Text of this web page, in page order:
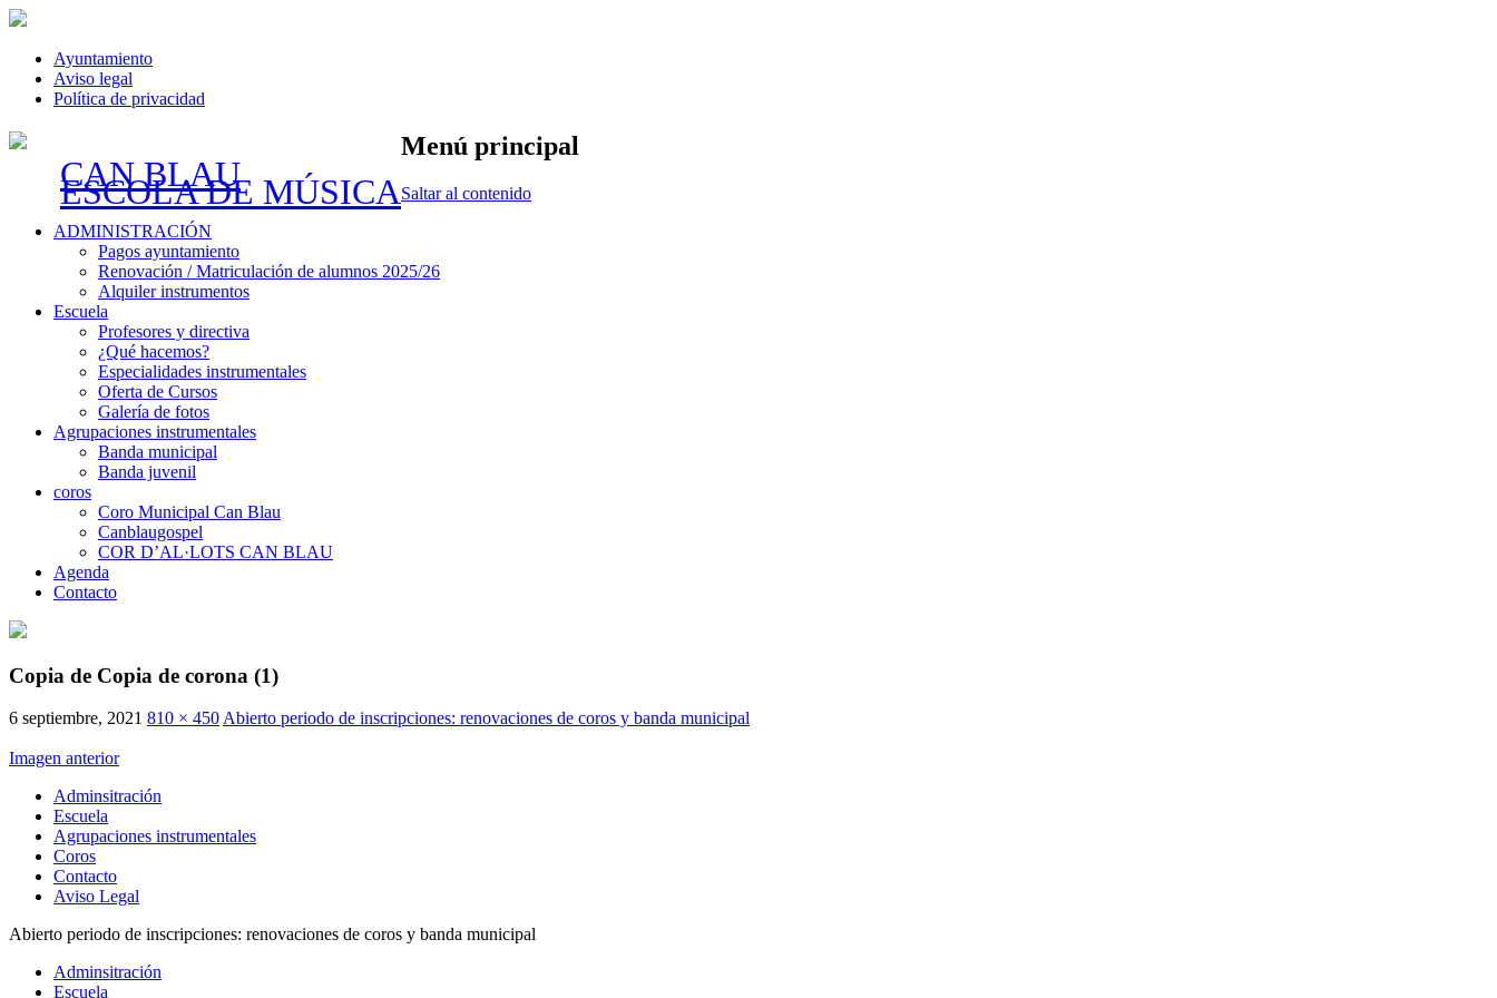
Ayuntamiento
Aviso legal
Política de privacidad
CAN BLAU
ESCOLA DE MÚSICA
Menú principal
Saltar al contenido
ADMINISTRACIÓN
Pagos ayuntamiento
Renovación / Matriculación de alumnos 2025/26
Alquiler instrumentos
Escuela
Profesores y directiva
¿Qué hacemos?
Especialidades instrumentales
Oferta de Cursos
Galería de fotos
Agrupaciones instrumentales
Banda municipal
Banda juvenil
coros
Coro Municipal Can Blau
Canblaugospel
COR D’AL·LOTS CAN BLAU
Agenda
Contacto
Copia de Copia de corona (1)
6 septiembre, 2021 810 × 450 Abierto periodo de inscripciones: renovaciones de coros y banda municipal
Imagen anterior
Adminsitración
Escuela
Agrupaciones instrumentales
Coros
Contacto
Aviso Legal
Abierto periodo de inscripciones: renovaciones de coros y banda municipal
Adminsitración
Escuela